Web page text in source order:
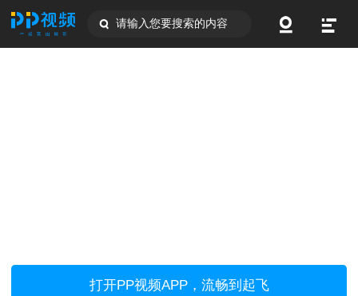
请输入您要搜索的内容
打开PP视频APP，流畅到起飞